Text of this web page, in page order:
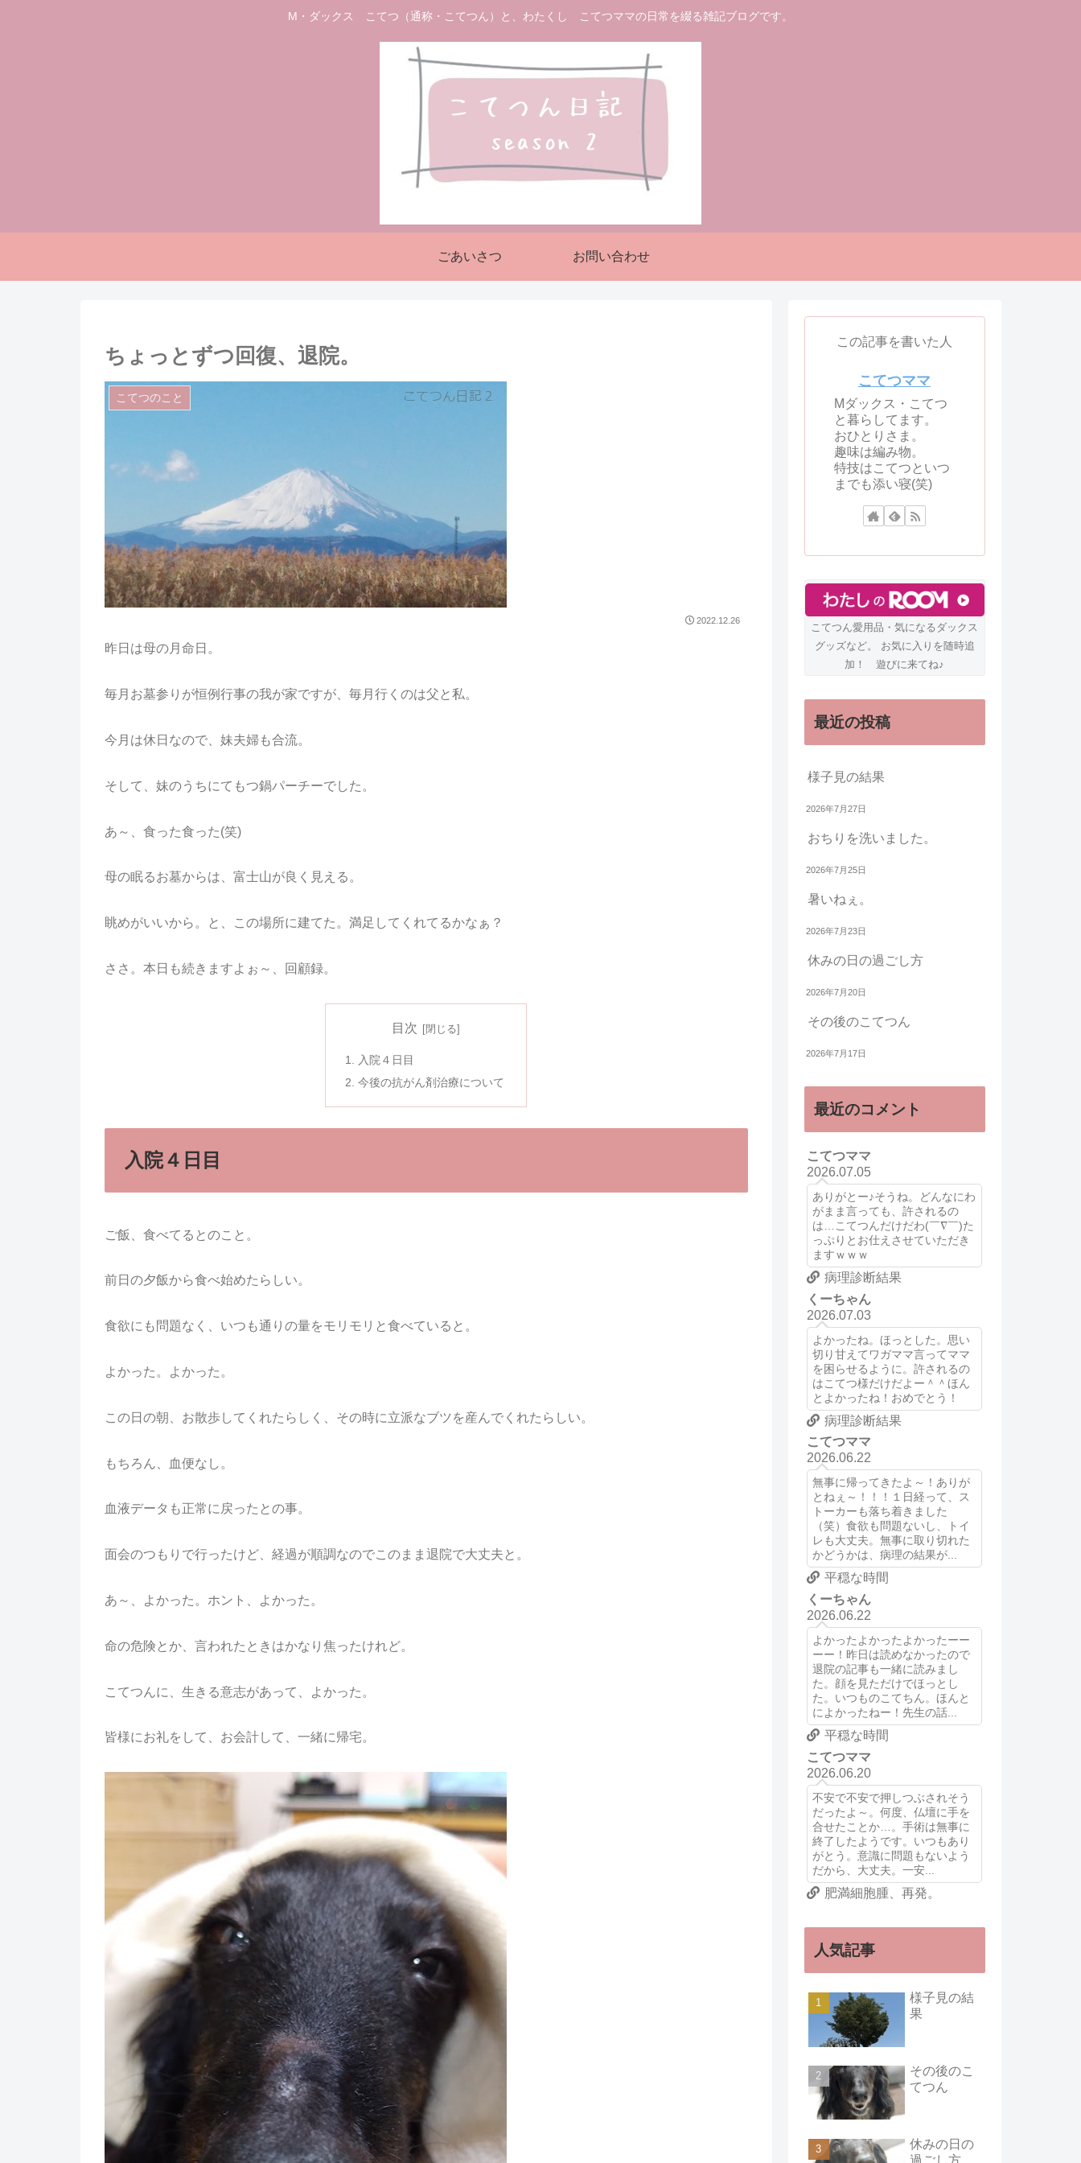
M・ダックス こてつ（通称・こてつん）と、わたくし こてつママの日常を綴る雑記ブログです。
ごあいさつ お問い合わせ
ちょっとずつ回復、退院。
こてつのこと
2022.12.26
昨日は母の月命日。
毎月お墓参りが恒例行事の我が家ですが、毎月行くのは父と私。
今月は休日なので、妹夫婦も合流。
そして、妹のうちにてもつ鍋パーチーでした。
あ～、食った食った(笑)
母の眠るお墓からは、富士山が良く見える。
眺めがいいから。と、この場所に建てた。満足してくれてるかなぁ？
ささ。本日も続きますよぉ～、回顧録。
目次
入院４日目
今後の抗がん剤治療について
入院４日目
ご飯、食べてるとのこと。
前日の夕飯から食べ始めたらしい。
食欲にも問題なく、いつも通りの量をモリモリと食べていると。
よかった。よかった。
この日の朝、お散歩してくれたらしく、その時に立派なブツを産んでくれたらしい。
もちろん、血便なし。
血液データも正常に戻ったとの事。
面会のつもりで行ったけど、経過が順調なのでこのまま退院で大丈夫と。
あ～、よかった。ホント、よかった。
命の危険とか、言われたときはかなり焦ったけれど。
こてつんに、生きる意志があって、よかった。
皆様にお礼をして、お会計して、一緒に帰宅。
この記事を書いた人
こてつママ
Mダックス・こてつ
と暮らしてます。
おひとりさま。
趣味は編み物。
特技はこてつといつ
までも添い寝(笑)
こてつん愛用品・気になるダックス
グッズなど。 お気に入りを随時追
加！ 遊びに来てね♪
最近の投稿
様子見の結果
2026年7月27日
おちりを洗いました。
2026年7月25日
暑いねぇ。
2026年7月23日
休みの日の過ごし方
2026年7月20日
その後のこてつん
2026年7月17日
最近のコメント
こてつママ
2026.07.05
ありがとー♪そうね。どんなにわ
がまま言っても、許されるの
は…こてつんだけだわ(￣∇￣)た
っぷりとお仕えさせていただき
ますｗｗｗ
病理診断結果
くーちゃん
2026.07.03
よかったね。ほっとした。思い
切り甘えてワガママ言ってママ
を困らせるように。許されるの
はこてつ様だけだよー＾＾ほん
とよかったね！おめでとう！
病理診断結果
こてつママ
2026.06.22
無事に帰ってきたよ～！ありが
とねぇ～！！！１日経って、ス
トーカーも落ち着きました
（笑）食欲も問題ないし、トイ
レも大丈夫。無事に取り切れた
かどうかは、病理の結果が...
平穏な時間
くーちゃん
2026.06.22
よかったよかったよかったーー
ーー！昨日は読めなかったので
退院の記事も一緒に読みまし
た。顔を見ただけでほっとし
た。いつものこてちん。ほんと
によかったねー！先生の話...
平穏な時間
こてつママ
2026.06.20
不安で不安で押しつぶされそう
だったよ～。何度、仏壇に手を
合せたことか…。手術は無事に
終了したようです。いつもあり
がとう。意識に問題もないよう
だから、大丈夫。一安...
肥満細胞腫、再発。
人気記事
様子見の結
果
その後のこ
てつん
休みの日の
過ごし方